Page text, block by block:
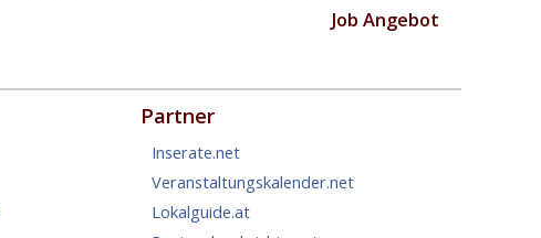
Job Angebot
Partner
Inserate.net
Veranstaltungskalender.net
Lokalguide.at